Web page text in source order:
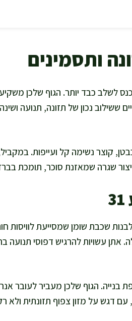
נכנס לשלב כבד יותר. הגוף
ששילוב נכון של תזונה, תנועה
קוצר נשימה קל ועייפות.
שגרה שמאזנת סוכר, תומכת
ולבנות שכבת שומן שמסייעת
עשויות להרגיש דפוסי תנועה
הגוף שלכן מעביר לעובר
דגש על מזון צפוף תזונתית ולא